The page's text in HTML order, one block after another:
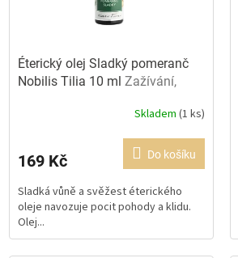
Éterický olej Sladký pomeranč
Nobilis Tilia 10 mlZažívání,
Skladem(1 ks)
169 Kč Do košíku
Sladká vůně a svěžest éterického
oleje navozuje pocit pohody a klidu.
Olej...